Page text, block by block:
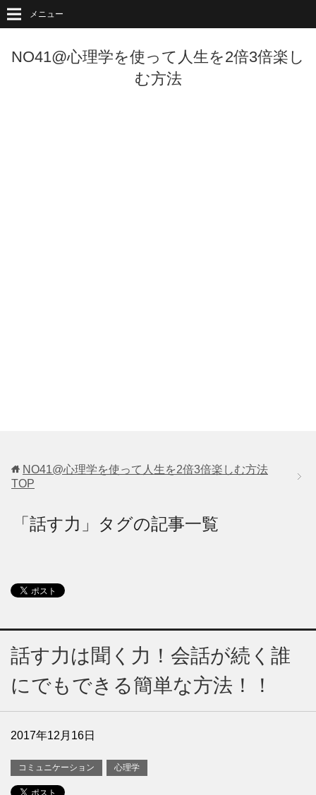
NO41@心理学を使って人生を2倍3倍楽し
む方法
メニュー
NO41@心理学を使って人生を2倍3倍楽しむ方法
TOP
「話す力」タグの記事一覧
話す力は聞く力！会話が続く誰
にでもできる簡単な方法！！
2017年12月16日
コミュニケーション 心理学